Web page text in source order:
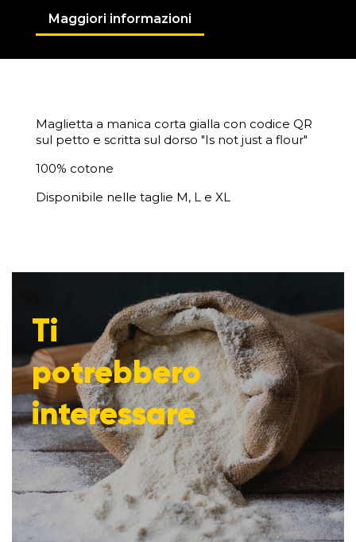
Maggiori informazioni
Maglietta a manica corta gialla con codice QR
sul petto e scritta sul dorso "Is not just a flour"
100% cotone
Disponibile nelle taglie M, L e XL
Ti
potrebbero
interessare